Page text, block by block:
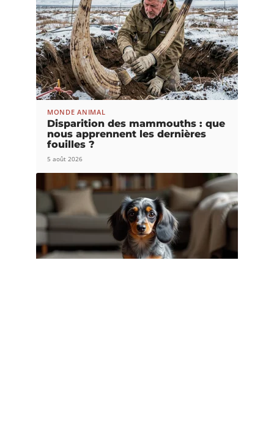
MONDE ANIMAL
Disparition des mammouths : que
nous apprennent les dernières
fouilles ?
5 août 2026